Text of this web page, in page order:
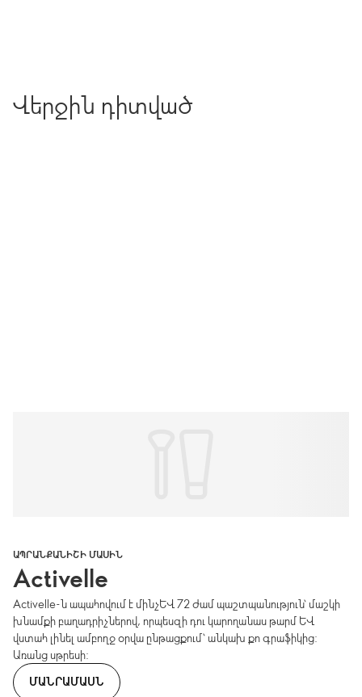
Վերջին դիտված
ԱՊՐԱՆՔԱՆԻՇԻ ՄԱՍԻՆ
Activelle
Activelle-ն ապահովում է մինչև 72 ժամ պաշտպանություն՝ մաշկի
խնամքի բաղադրիչներով, որպեսզի դու կարողանաս թարմ և
վստահ լինել ամբողջ օրվա ընթացքում՝ անկախ քո գրաֆիկից:
Առանց սթրեսի:
ՄԱՆՐԱՄԱՍՆ